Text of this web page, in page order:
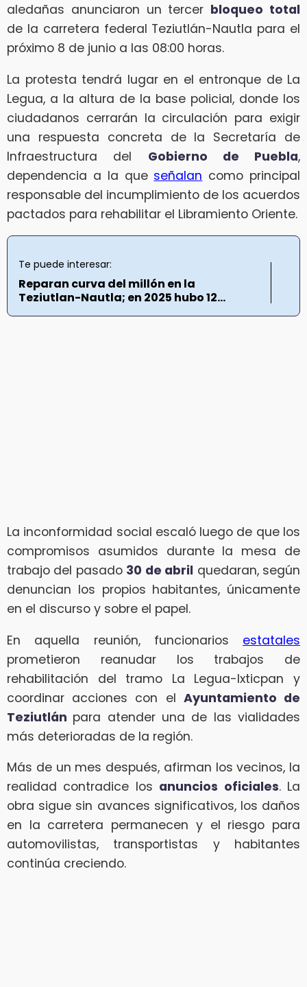
aledañas anunciaron un tercer bloqueo total
de la carretera federal Teziutlán-Nautla para el
próximo 8 de junio a las 08:00 horas.
La protesta tendrá lugar en el entronque de La
Legua, a la altura de la base policial, donde los
ciudadanos cerrarán la circulación para exigir
una respuesta concreta de la Secretaría de
Infraestructura del Gobierno de Puebla,
dependencia a la que señalan como principal
responsable del incumplimiento de los acuerdos
pactados para rehabilitar el Libramiento Oriente.
Te puede interesar:
Reparan curva del millón en la
Teziutlan-Nautla; en 2025 hubo 12...
La inconformidad social escaló luego de que los
compromisos asumidos durante la mesa de
trabajo del pasado 30 de abril quedaran, según
denuncian los propios habitantes, únicamente
en el discurso y sobre el papel.
En aquella reunión, funcionarios estatales
prometieron reanudar los trabajos de
rehabilitación del tramo La Legua-Ixticpan y
coordinar acciones con el Ayuntamiento de
Teziutlán para atender una de las vialidades
más deterioradas de la región.
Más de un mes después, afirman los vecinos, la
realidad contradice los anuncios oficiales. La
obra sigue sin avances significativos, los daños
en la carretera permanecen y el riesgo para
automovilistas, transportistas y habitantes
continúa creciendo.